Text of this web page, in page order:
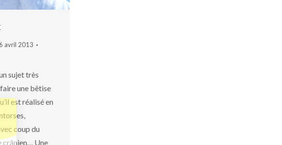
avril 2013
sujet très
une bêtise
est réalisé en
coup du
crânien… Une